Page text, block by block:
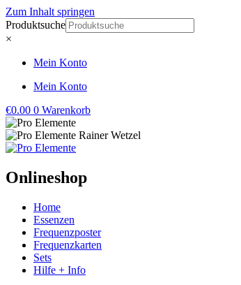
Zum Inhalt springen
Produktsuche
×
Mein Konto
Mein Konto
€0.00 0 Warenkorb
Onlineshop
Home
Essenzen
Frequenzposter
Frequenzkarten
Sets
Hilfe + Info